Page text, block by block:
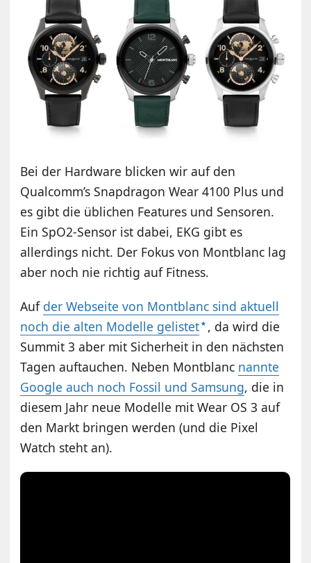
Bei der Hardware blicken wir auf den
Qualcomm’s Snapdragon Wear 4100 Plus und
es gibt die üblichen Features und Sensoren.
Ein SpO2-Sensor ist dabei, EKG gibt es
allerdings nicht. Der Fokus von Montblanc lag
aber noch nie richtig auf Fitness.
Auf der Webseite von Montblanc sind aktuell
noch die alten Modelle gelistet , da wird die
Summit 3 aber mit Sicherheit in den nächsten
Tagen auftauchen. Neben Montblanc nannte
Google auch noch Fossil und Samsung, die in
diesem Jahr neue Modelle mit Wear OS 3 auf
den Markt bringen werden (und die Pixel
Watch steht an).